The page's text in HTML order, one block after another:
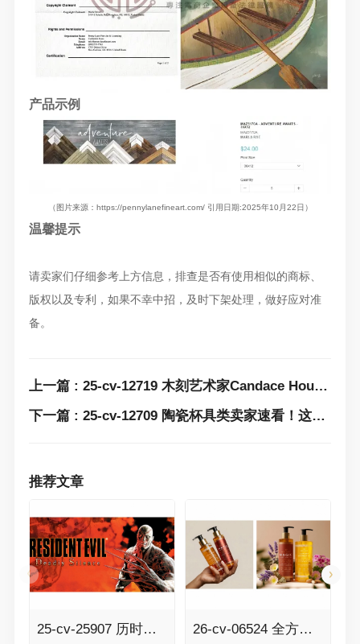
产品示例
（图片来源：https://pennylanefineart.com/ 引用日期:2025年10月22日）
温馨提示
请卖家们仔细参考上方信息，排查是否有使用相似的商标、
版权以及专利，如果不幸中招，及时下架处理，做好应对准
备。
上一篇 : 25-cv-12719 木刻艺术家Candace Houchin版权发案！这三款木制隐藏钥匙盒通通不能卖了！
下一篇 : 25-cv-12709 陶瓷杯具类卖家速看！这款蓝色章鱼杯正在维权，速排查下架！
推荐文章
25-cv-25907 历时七个多月的RESIDENT EVIL生化危机案件TRO传票已发，341家店铺面临冻结风险！ 26-cv-06524 全方位维权！BSF律所代理Besque美体油发案，速排查！